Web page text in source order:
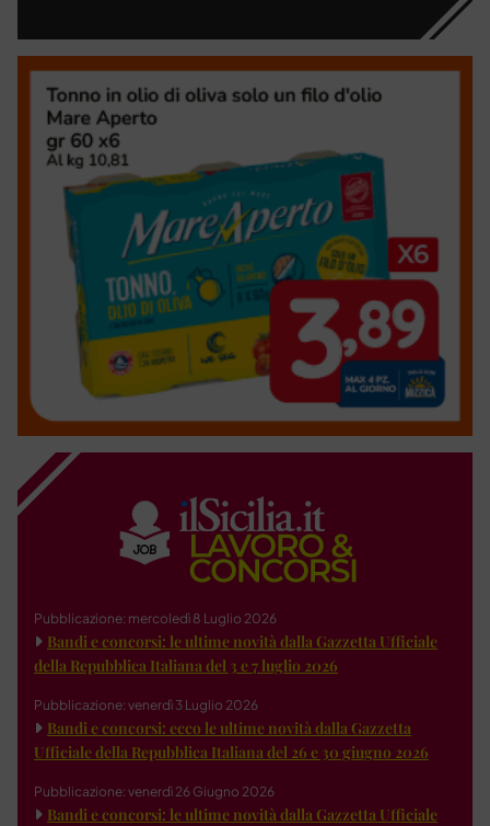
Pubblicazione: mercoledì 8 Luglio 2026
Bandi e concorsi: le ultime novità dalla Gazzetta Ufficiale
della Repubblica Italiana del 3 e 7 luglio 2026
Pubblicazione: venerdì 3 Luglio 2026
Bandi e concorsi: ecco le ultime novità dalla Gazzetta
Ufficiale della Repubblica Italiana del 26 e 30 giugno 2026
Pubblicazione: venerdì 26 Giugno 2026
Bandi e concorsi: le ultime novità dalla Gazzetta Ufficiale